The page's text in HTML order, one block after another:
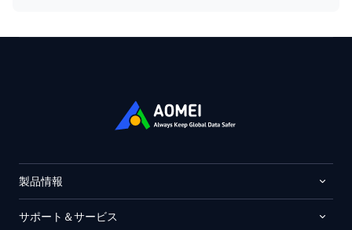
製品情報
サポート＆サービス